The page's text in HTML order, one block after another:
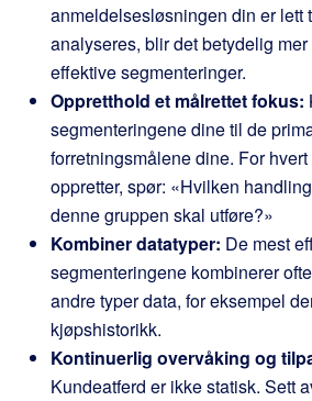
anmeldelsesløsningen din er lett
analyseres, blir det betydelig
effektive segmenteringer.
Oppretthold et målrettet fokus:
segmenteringene dine til de
forretningsmålene dine. For
oppretter, spør: «Hvilken
denne gruppen skal utføre?»
Kombiner datatyper: De mest
segmenteringene kombinerer
andre typer data, for eksempel
kjøpshistorikk.
Kontinuerlig overvåking og
Kundeatferd er ikke statisk. Sett